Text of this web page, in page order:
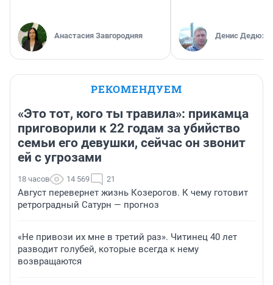
Анастасия Завгородняя Денис
РЕКОМЕНДУЕМ
«Это тот, кого ты травила»: прикамца
приговорили к 22 годам за убийство
семьи его девушки, сейчас он звонит
ей с угрозами
18 часов 14 569 21
Август перевернет жизнь Козерогов. К чему готовит
ретроградный Сатурн — прогноз
«Не привози их мне в третий раз». Читинец 40 лет
разводит голубей, которые всегда к нему
возвращаются